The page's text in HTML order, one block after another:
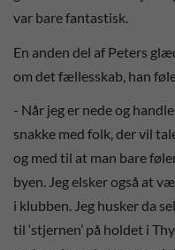
var bare fantastisk.
En anden del af Peters
om det fællesskab, han
- Når jeg er nede og
snakke med folk, der vil
og med til at man bare
byen. Jeg elsker også at
i klubben. Jeg husker da
til ‘stjernen’ på holdet i